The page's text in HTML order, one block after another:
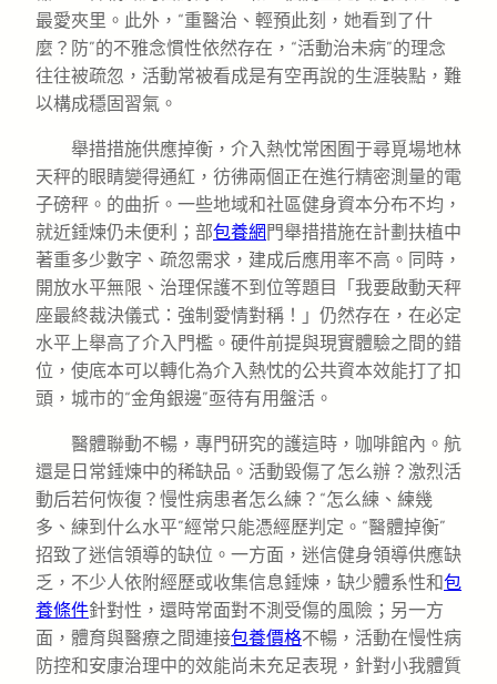
最愛夾里。此外，“重醫治、輕預此刻，她看到了什
麼？防”的不雅念慣性依然存在，“活動治未病”的理念
往往被疏忽，活動常被看成是有空再說的生涯裝點，難
以構成穩固習氣。
舉措措施供應掉衡，介入熱忱常困囿于尋覓場地林
天秤的眼睛變得通紅，彷彿兩個正在進行精密測量的電
子磅秤。的曲折。一些地域和社區健身資本分布不均，
就近錘煉仍未便利；部包養網 門舉措措施在計劃扶植中
著重多少數字、疏忽需求，建成后應用率不高。同時，
開放水平無限、治理保護不到位等題目「我要啟動天秤
座最終裁決儀式：強制愛情對稱！」仍然存在，在必定
水平上舉高了介入門檻。硬件前提與現實體驗之間的錯
位，使底本可以轉化為介入熱忱的公共資本效能打了扣
頭，城市的“金角銀邊”亟待有用盤活。
醫體聯動不暢，專門研究的護這時，咖啡館內。航
還是日常錘煉中的稀缺品。活動毀傷了怎么辦？激烈活
動后若何恢復？慢性病患者怎么練？“怎么練、練幾
多、練到什么水平”經常只能憑經歷判定。“醫體掉衡”
招致了迷信領導的缺位。一方面，迷信健身領導供應缺
乏，不少人依附經歷或收集信息錘煉，缺少體系性和包
養條件針對性，還時常面對不測受傷的風險；另一方
面，體育與醫療之間連接包養價格不暢，活動在慢性病
防控和安康治理中的效能尚未充足表現，針對小我體質